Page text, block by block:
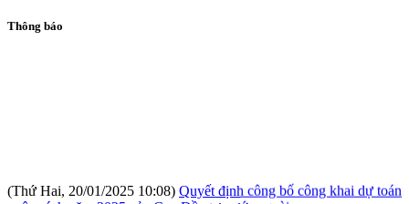
Thông báo
ngân sách năm 2025 của Cục Đầu tư nước ngoài